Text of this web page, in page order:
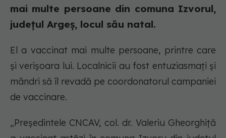
mai multe persoane din comuna Izvorul,
județul Argeș, locul său natal.
El a vaccinat mai multe persoane, printre care
și verișoara lui. Localnicii au fost entuziasmați și
mândri să îl revadă pe coordonatorul campaniei
de vaccinare.
„Președintele CNCAV, col. dr. Valeriu Gheorghiță